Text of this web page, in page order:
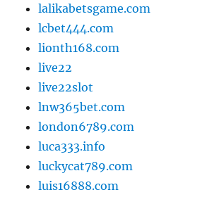
lalikabetsgame.com
lcbet444.com
lionth168.com
live22
live22slot
lnw365bet.com
london6789.com
luca333.info
luckycat789.com
luis16888.com